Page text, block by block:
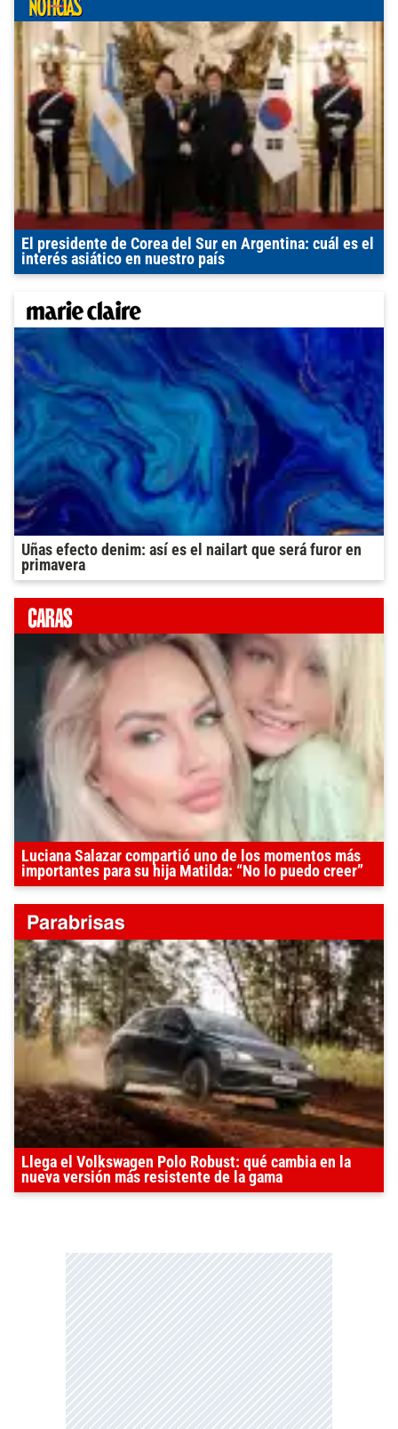
El presidente de Corea del Sur en Argentina: cuál es el
interés asiático en nuestro país
Uñas efecto denim: así es el nailart que será furor en
primavera
Luciana Salazar compartió uno de los momentos más
importantes para su hija Matilda: “No lo puedo creer”
Llega el Volkswagen Polo Robust: qué cambia en la
nueva versión más resistente de la gama